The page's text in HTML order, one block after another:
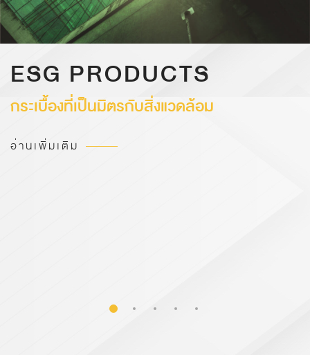
ESG PRODUCTS
กระเบื้องที่เป็นมิตรกับสิ่งแวดล้อม
อ่านเพิ่มเติม